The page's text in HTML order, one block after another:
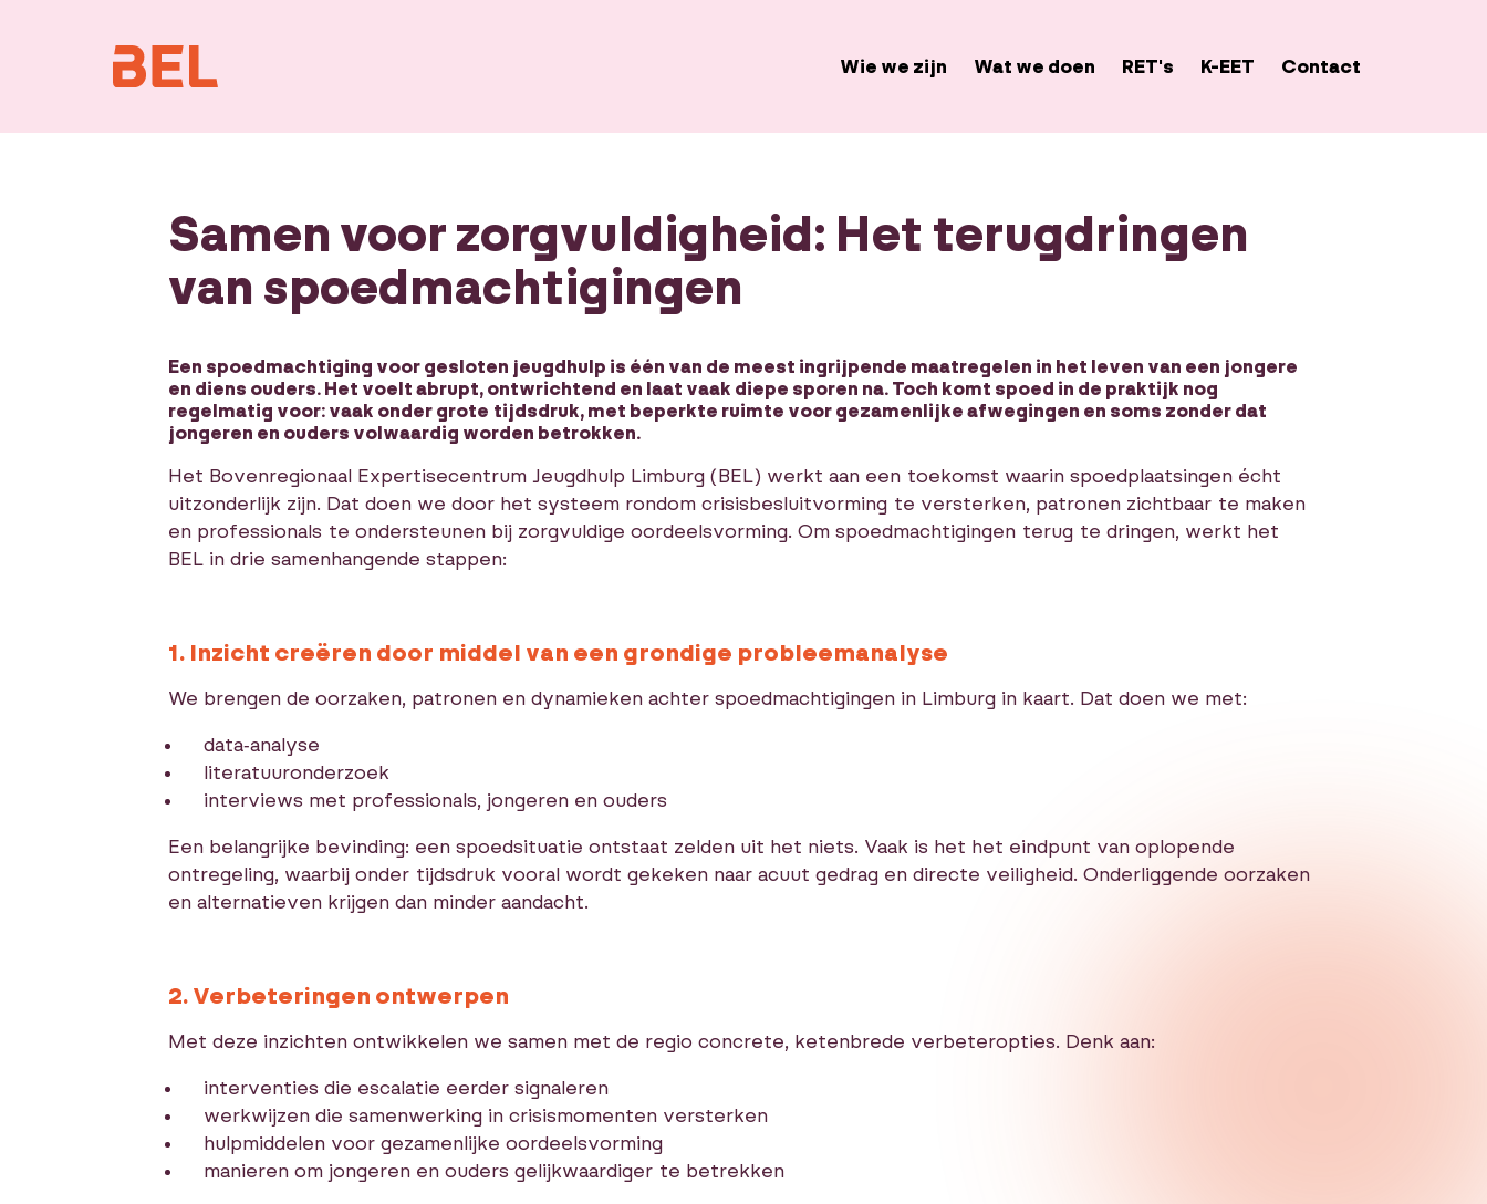
Wie we zijn Wat we doen RET's K-EET Contact
Samen voor zorgvuldigheid: Het terugdringen
van spoedmachtigingen
Een spoedmachtiging voor gesloten jeugdhulp is één van de meest ingrijpende maatregelen in het leven van een jongere
en diens ouders. Het voelt abrupt, ontwrichtend en laat vaak diepe sporen na. Toch komt spoed in de praktijk nog
regelmatig voor: vaak onder grote tijdsdruk, met beperkte ruimte voor gezamenlijke afwegingen en soms zonder dat
jongeren en ouders volwaardig worden betrokken.
Het Bovenregionaal Expertisecentrum Jeugdhulp Limburg (BEL) werkt aan een toekomst waarin spoedplaatsingen écht
uitzonderlijk zijn. Dat doen we door het systeem rondom crisisbesluitvorming te versterken, patronen zichtbaar te maken
en professionals te ondersteunen bij zorgvuldige oordeelsvorming. Om spoedmachtigingen terug te dringen, werkt het
BEL in drie samenhangende stappen:
1. Inzicht creëren door middel van een grondige probleemanalyse
We brengen de oorzaken, patronen en dynamieken achter spoedmachtigingen in Limburg in kaart. Dat doen we met:
data‑analyse
literatuuronderzoek
interviews met professionals, jongeren en ouders
Een belangrijke bevinding: een spoedsituatie ontstaat zelden uit het niets. Vaak is het het eindpunt van oplopende
ontregeling, waarbij onder tijdsdruk vooral wordt gekeken naar acuut gedrag en directe veiligheid. Onderliggende oorzaken
en alternatieven krijgen dan minder aandacht.
2. Verbeteringen ontwerpen
Met deze inzichten ontwikkelen we samen met de regio concrete, ketenbrede verbeteropties. Denk aan:
interventies die escalatie eerder signaleren
werkwijzen die samenwerking in crisismomenten versterken
hulpmiddelen voor gezamenlijke oordeelsvorming
manieren om jongeren en ouders gelijkwaardiger te betrekken